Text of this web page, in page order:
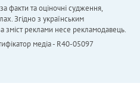
факти та оціночні судження,
Згідно з українським
зміст реклами несе рекламодавець.
медіа - R40-05097